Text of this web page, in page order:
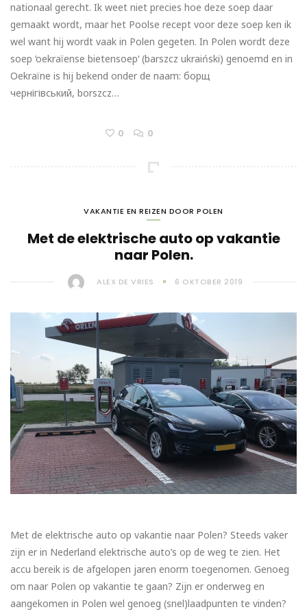
nationaal gerecht. Ik weet niet precies hoe deze soep daar
gemaakt wordt, maar het Poolse recept voor deze soep ken ik
wel want hij wordt vaak in Polen gegeten. In Polen wordt deze
soep ‘oekraïense bietensoep‘ (barszcz ukraiński) genoemd en in
Oekraïne is hij bekend onder de naam: борщ
чернігівський, borszcz…
0 0
VAKANTIE EN REIZEN DOOR POLEN
Met de elektrische auto op vakantie
naar Polen.
ALEX DE VRIES 6 OKTOBER 2019
Met de elektrische auto op vakantie naar Polen? Steeds vaker
zijn er in Nederland elektrische auto’s op de weg te zien. Het
accu bereik is de afgelopen jaren enorm toegenomen. Genoeg
om naar Polen op vakantie te gaan? Zijn er onderweg en
aangekomen in Polen wel genoeg (snel)laadpunten te vinden?